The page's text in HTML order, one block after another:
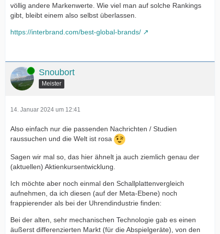
völlig andere Markenwerte. Wie viel man auf solche Rankings
gibt, bleibt einem also selbst überlassen.
https://interbrand.com/best-global-brands/
Online Snoubort
Meister
14. Januar 2024 um 12:41
Also einfach nur die passenden Nachrichten / Studien
raussuchen und die Welt ist rosa
Sagen wir mal so, das hier ähnelt ja auch ziemlich genau der
(aktuellen) Aktienkursentwicklung.
Ich möchte aber noch einmal den Schallplattenvergleich
aufnehmen, da ich diesen (auf der Meta-Ebene) noch
frappierender als bei der Uhrendindustrie finden:
Bei der alten, sehr mechanischen Technologie gab es einen
äußerst differenzierten Markt (für die Abspielgeräte), von den